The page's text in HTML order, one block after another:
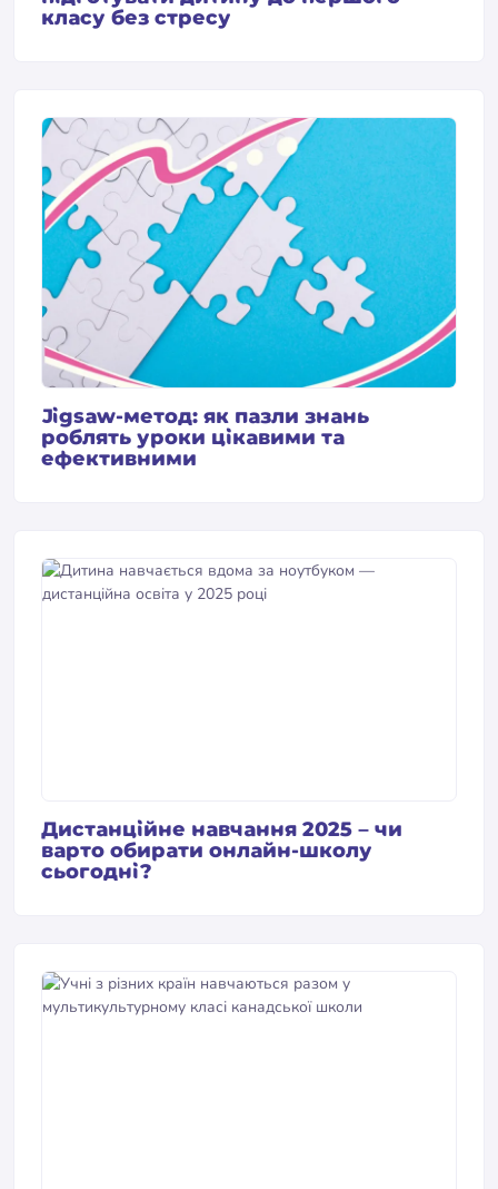
класу без стресу
Jigsaw-метод: як пазли знань
роблять уроки цікавими та
ефективними
Дистанційне навчання 2025 – чи
варто обирати онлайн-школу
сьогодні?